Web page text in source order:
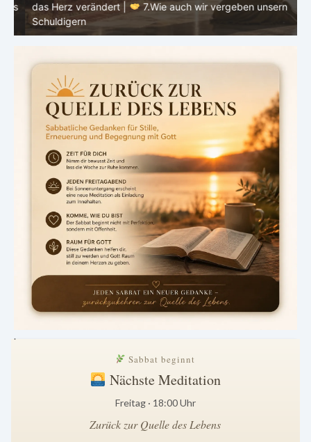
das Herz verändert |
7.Wie auch wir vergeben unsern
Schuldigern
.
Sabbat beginnt
Nächste Meditation
Freitag · 18:00 Uhr
Zurück zur Quelle des Lebens